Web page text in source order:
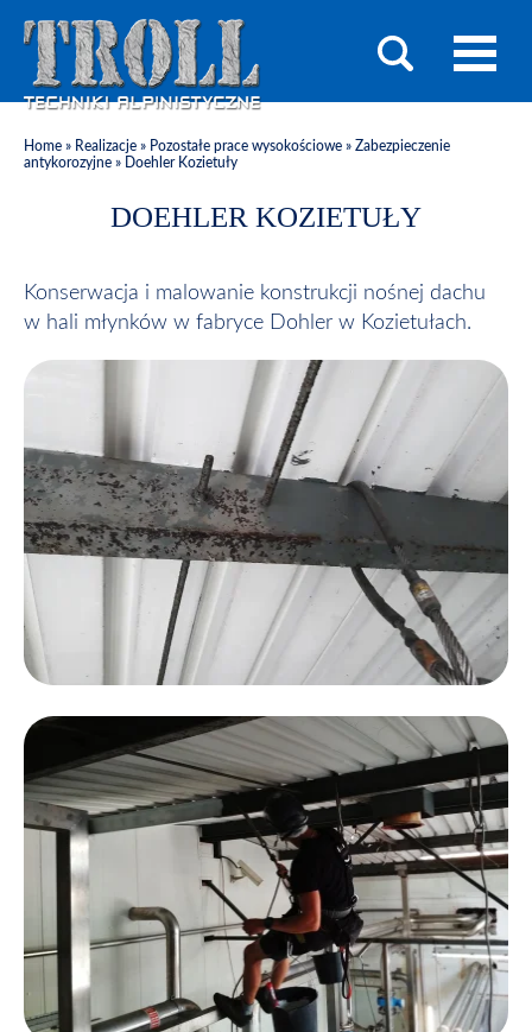
Home » Realizacje » Pozostałe prace wysokościowe » Zabezpieczenie
antykorozyjne » Doehler Kozietuły
DOEHLER KOZIETUŁY
Konserwacja i malowanie konstrukcji nośnej dachu
w hali młynków w fabryce Dohler w Kozietułach.